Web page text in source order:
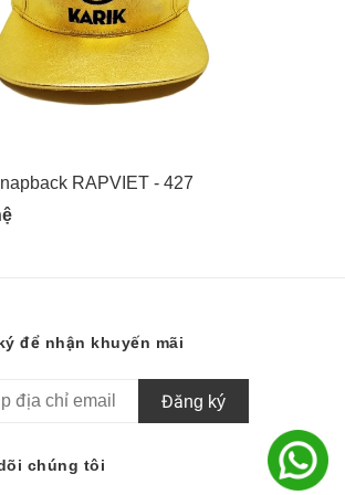
RAPVIET - 427
để nhận khuyến mãi
Đăng ký
chúng tôi